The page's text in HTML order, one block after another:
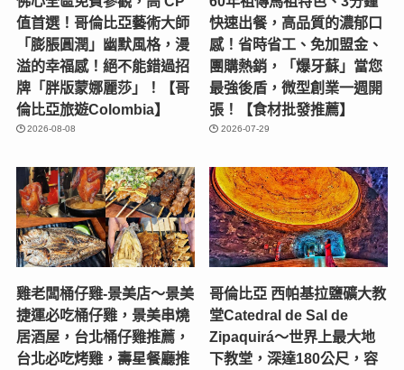
值首選！哥倫比亞藝術大師
「膨脹圓潤」幽默風格，漫
溢的幸福感！絕不能錯過招
牌「胖版蒙娜麗莎」！【哥
倫比亞旅遊Colombia】
2026-08-08
快速出餐，高品質的濃郁口
感！省時省工、免加盟金、
團購熱銷，「爆牙蘇」當您
最強後盾，微型創業一週開
張！【食材批發推薦】
2026-07-29
雞老闆桶仔雞-景美店〜景美
捷運必吃桶仔雞，景美串燒
居酒屋，台北桶仔雞推薦，
台北必吃烤雞，壽星餐廳推
哥倫比亞 西帕基拉鹽礦大教
堂Catedral de Sal de
Zipaquirá～世界上最大地
下教堂，深達180公尺，容